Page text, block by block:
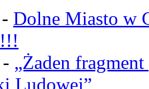
- Dolne Miasto w
„Żaden
Ludowej”